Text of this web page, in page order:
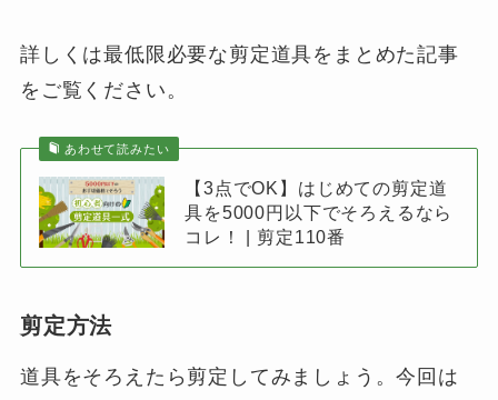
詳しくは最低限必要な剪定道具をまとめた記事
をご覧ください。
あわせて読みたい
【3点でOK】はじめての剪定道
具を5000円以下でそろえるなら
コレ！ | 剪定110番
剪定方法
道具をそろえたら剪定してみましょう。今回は